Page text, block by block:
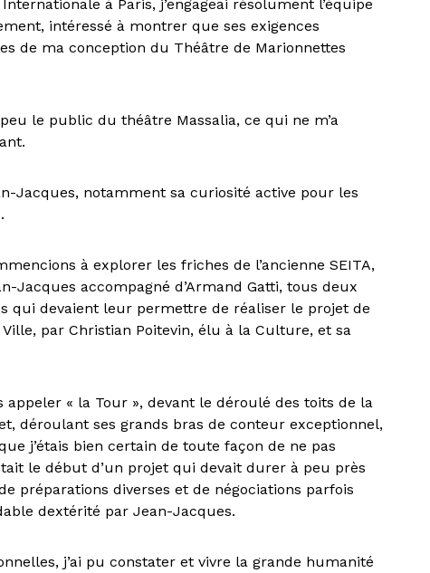
à Paris, j’engageai résolument l’équipe
intéressé à montrer que ses exigences
de ma conception du Théâtre de Marionnettes
le public du théâtre Massalia, ce qui ne m’a
Jacques, notamment sa curiosité active pour les
à explorer les friches de l’ancienne SEITA,
Jacques accompagné d’Armand Gatti, tous deux
qui devaient leur permettre de réaliser le projet de
par Christian Poitevin, élu à la Culture, et sa
« la Tour », devant le déroulé des toits de la
déroulant ses grands bras de conteur exceptionnel,
j’étais bien certain de toute façon de ne pas
le début d’un projet qui devait durer à peu près
préparations diverses et de négociations parfois
dextérité par Jean-Jacques.
j’ai pu constater et vivre la grande humanité